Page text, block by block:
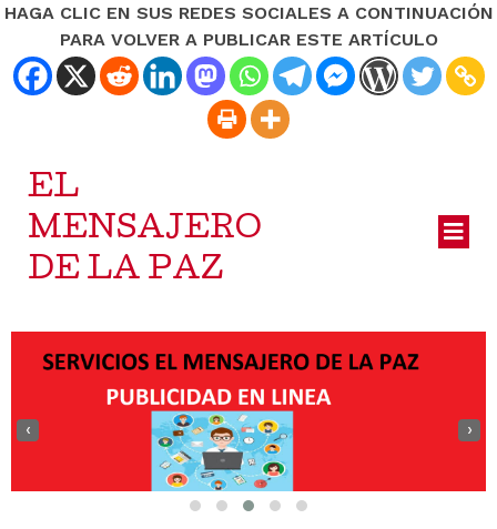
HAGA CLIC EN SUS REDES SOCIALES A CONTINUACIÓN
PARA VOLVER A PUBLICAR ESTE ARTÍCULO
EL
MENSAJERO
DE LA PAZ
‹ ›